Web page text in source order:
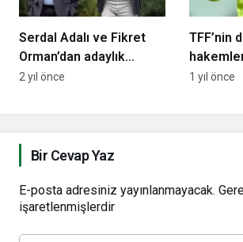
Serdal Adalı ve Fikret
Orman’dan adaylık
açıklaması! “Beşiktaş’ı
2 yıl önce
TFF’nin
Hakları
1 yıl önce
Bir Cevap Yaz
E-posta adresiniz yayınlanmayacak.
işaretlenmişlerdir